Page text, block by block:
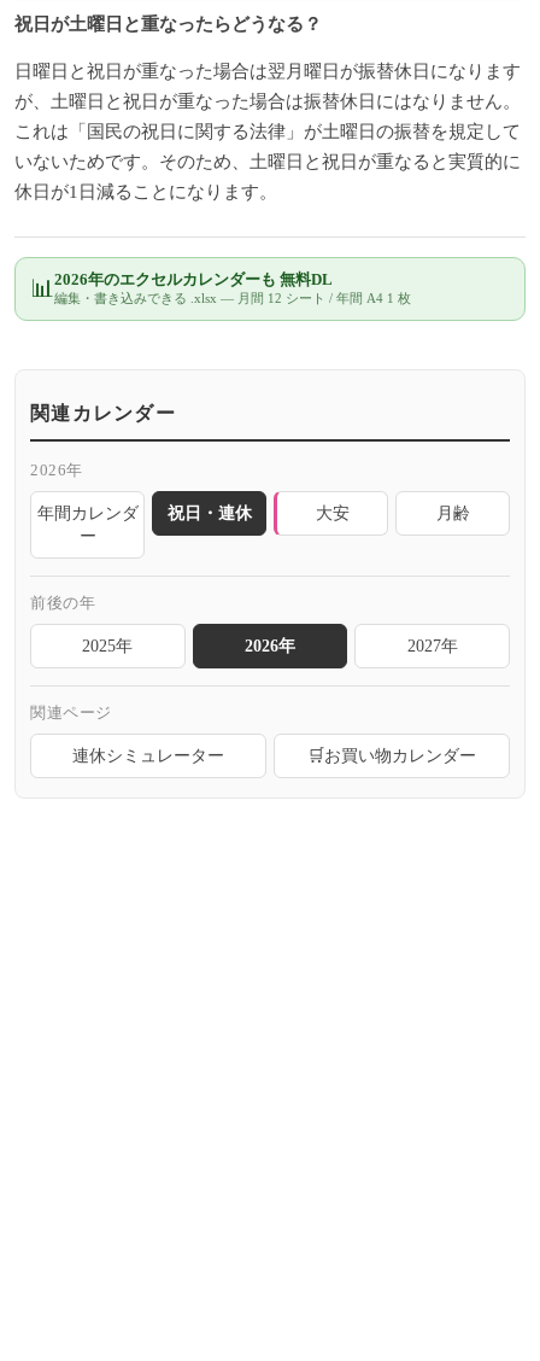
祝日が土曜日と重なったらどうなる？
日曜日と祝日が重なった場合は翌月曜日が振替休日になります
が、土曜日と祝日が重なった場合は振替休日にはなりません。
これは「国民の祝日に関する法律」が土曜日の振替を規定して
いないためです。そのため、土曜日と祝日が重なると実質的に
休日が1日減ることになります。
📊2026年のエクセルカレンダーも 無料DL
編集・書き込みできる .xlsx — 月間 12 シート / 年間 A4 1 枚
関連カレンダー
2026年
年間カレンダ
ー
祝日・連休 大安 月齢
前後の年
2025年 2026年 2027年
関連ページ
連休シミュレーター 🛒お買い物カレンダー